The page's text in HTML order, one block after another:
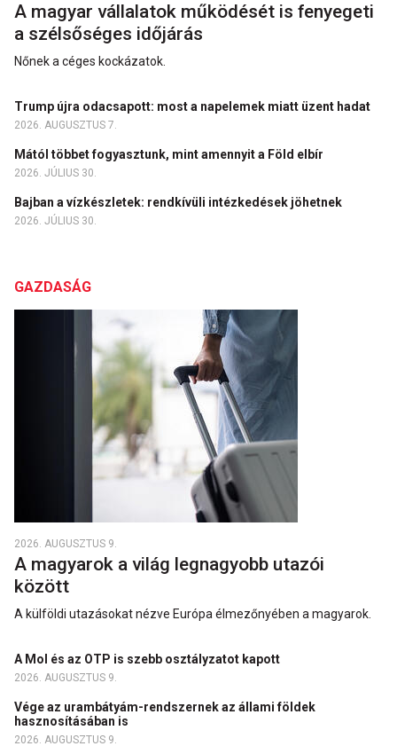
A magyar vállalatok működését is fenyegeti
a szélsőséges időjárás
Nőnek a céges kockázatok.
Trump újra odacsapott: most a napelemek miatt üzent hadat
2026. AUGUSZTUS 7.
Mától többet fogyasztunk, mint amennyit a Föld elbír
2026. JÚLIUS 30.
Bajban a vízkészletek: rendkívüli intézkedések jöhetnek
2026. JÚLIUS 30.
GAZDASÁG
2026. AUGUSZTUS 9.
A magyarok a világ legnagyobb utazói
között
A külföldi utazásokat nézve Európa élmezőnyében a magyarok.
A Mol és az OTP is szebb osztályzatot kapott
2026. AUGUSZTUS 9.
Vége az urambátyám-rendszernek az állami földek
hasznosításában is
2026. AUGUSZTUS 9.